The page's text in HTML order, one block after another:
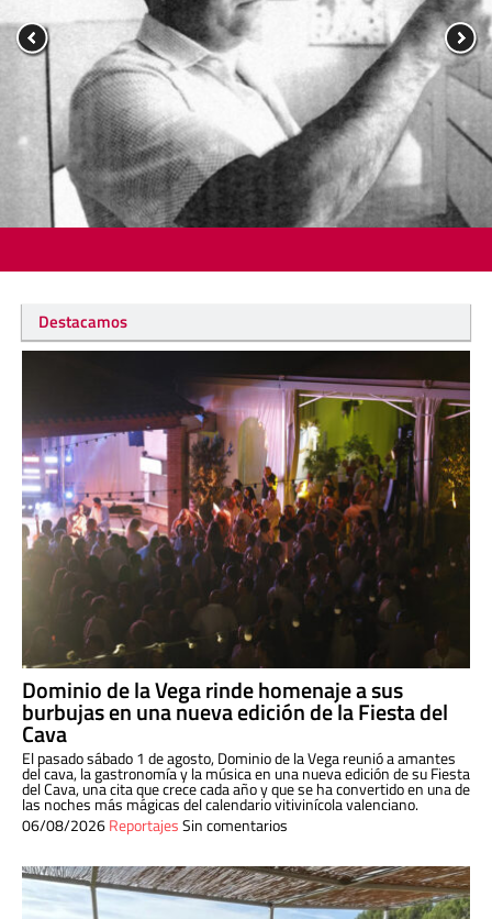
Destacamos
Dominio de la Vega rinde homenaje a sus
burbujas en una nueva edición de la Fiesta del
Cava
El pasado sábado 1 de agosto, Dominio de la Vega reunió a amantes
del cava, la gastronomía y la música en una nueva edición de su Fiesta
del Cava, una cita que crece cada año y que se ha convertido en una de
las noches más mágicas del calendario vitivinícola valenciano.
06/08/2026ReportajesSin comentarios